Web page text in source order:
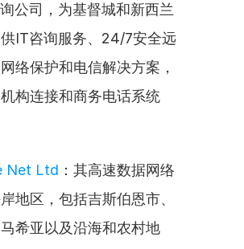
公司，为基督城和新西兰
IT咨询服务、24/7安全远
络保护和电信解决方案，
构连接和商务电话系统
Net Ltd ：其高速数据网络
地区，包括吉斯伯恩市、
希亚以及沿海和农村地